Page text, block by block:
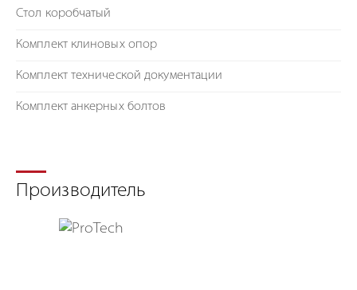
Стол коробчатый
Комплект клиновых опор
Комплект технической документации
Комплект анкерных болтов
Производитель